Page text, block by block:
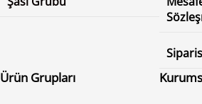
Ürün Grupları